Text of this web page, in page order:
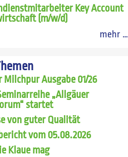
Key Account
(m/w/d)
mehr …
Milchpur Ausgabe 01/26
„Allgäuer
startet
von guter Qualität
vom 05.08.2026
Klaue mag